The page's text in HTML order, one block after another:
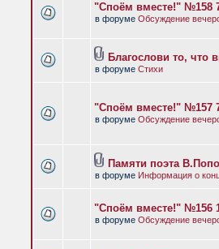
"Споём вместе!" №158
в форуме Обсуждение
Благослови то, что
в форуме Стихи
"Споём вместе!" №157
в форуме Обсуждение
Памяти поэта
в форуме Информация о
"Споём вместе!" №156
в форуме Обсуждение